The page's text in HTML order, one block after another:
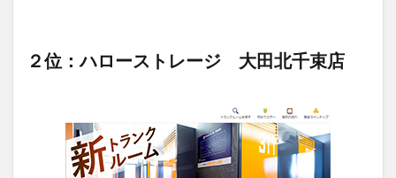
２位：ハローストレージ 大田北千束店